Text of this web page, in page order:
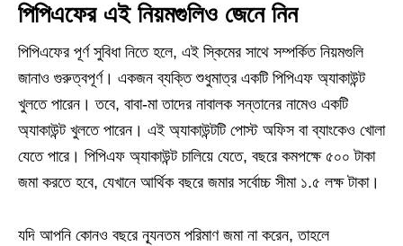
পিপিএফের এই নিয়মগুলিও জেনে নিন
পিপিএফের পূর্ণ সুবিধা নিতে হলে, এই স্কিমের সাথে সম্পর্কিত নিয়মগুলি
জানাও গুরুত্বপূর্ণ। একজন ব্যক্তি শুধুমাত্র একটি পিপিএফ অ্যাকাউন্ট
খুলতে পারেন। তবে, বাবা-মা তাদের নাবালক সন্তানের নামেও একটি
অ্যাকাউন্ট খুলতে পারেন। এই অ্যাকাউন্টটি পোস্ট অফিস বা ব্যাংকেও খোলা
যেতে পারে। পিপিএফ অ্যাকাউন্ট চালিয়ে যেতে, বছরে কমপক্ষে ৫০০ টাকা
জমা করতে হবে, যেখানে আর্থিক বছরে জমার সর্বোচ্চ সীমা ১.৫ লক্ষ টাকা।
যদি আপনি কোনও বছরে ন্যূনতম পরিমাণ জমা না করেন, তাহলে